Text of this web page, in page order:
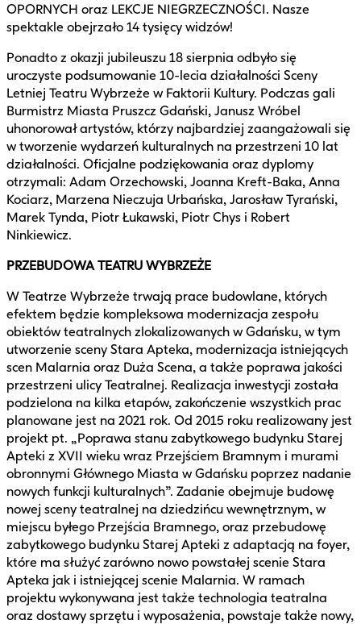
OPORNYCH oraz LEKCJE NIEGRZECZNOŚCI. Nasze
spektakle obejrzało 14 tysięcy widzów!
Ponadto z okazji jubileuszu 18 sierpnia odbyło się
uroczyste podsumowanie 10-lecia działalności Sceny
Letniej Teatru Wybrzeże w Faktorii Kultury. Podczas gali
Burmistrz Miasta Pruszcz Gdański, Janusz Wróbel
uhonorował artystów, którzy najbardziej zaangażowali się
w tworzenie wydarzeń kulturalnych na przestrzeni 10 lat
działalności. Oficjalne podziękowania oraz dyplomy
otrzymali: Adam Orzechowski, Joanna Kreft-Baka, Anna
Kociarz, Marzena Nieczuja Urbańska, Jarosław Tyrański,
Marek Tynda, Piotr Łukawski, Piotr Chys i Robert
Ninkiewicz.
PRZEBUDOWA TEATRU WYBRZEŻE
W Teatrze Wybrzeże trwają prace budowlane, których
efektem będzie kompleksowa modernizacja zespołu
obiektów teatralnych zlokalizowanych w Gdańsku, w tym
utworzenie sceny Stara Apteka, modernizacja istniejących
scen Malarnia oraz Duża Scena, a także poprawa jakości
przestrzeni ulicy Teatralnej. Realizacja inwestycji została
podzielona na kilka etapów, zakończenie wszystkich prac
planowane jest na 2021 rok. Od 2015 roku realizowany jest
projekt pt. „Poprawa stanu zabytkowego budynku Starej
Apteki z XVII wieku wraz Przejściem Bramnym i murami
obronnymi Głównego Miasta w Gdańsku poprzez nadanie
nowych funkcji kulturalnych”. Zadanie obejmuje budowę
nowej sceny teatralnej na dziedzińcu wewnętrznym, w
miejscu byłego Przejścia Bramnego, oraz przebudowę
zabytkowego budynku Starej Apteki z adaptacją na foyer,
które ma służyć zarówno nowo powstałej scenie Stara
Apteka jak i istniejącej scenie Malarnia. W ramach
projektu wykonywana jest także technologia teatralna
oraz dostawy sprzętu i wyposażenia, powstaje także nowy,